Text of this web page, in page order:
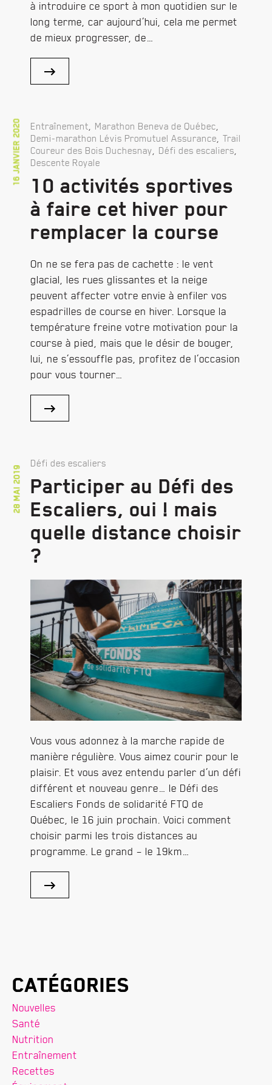
Catégories
Nouvelles
Santé
Nutrition
Entraînement
Recettes
à introduire ce sport à mon quotidien sur le
long terme, car aujourd’hui, cela me permet
de mieux progresser, de…
16 janvier 2020 Entraînement Marathon Beneva de Québec
Demi-marathon Lévis Promutuel Assurance
Trail
Coureur des Bois Duchesnay
Défi des escaliers
Descente Royale
10 activités sportives
à faire cet hiver pour
remplacer la course
On ne se fera pas de cachette : le vent
glacial, les rues glissantes et la neige
peuvent affecter votre envie à enfiler vos
espadrilles de course en hiver. Lorsque la
température freine votre motivation pour la
course à pied, mais que le désir de bouger,
lui, ne s’essouffle pas, profitez de l’occasion
pour vous tourner…
28 mai 2019
Défi des escaliers
Participer au Défi des
Escaliers, oui ! mais
quelle distance choisir
?
Vous vous adonnez à la marche rapide de
manière régulière. Vous aimez courir pour le
plaisir. Et vous avez entendu parler d’un défi
différent et nouveau genre… le Défi des
Escaliers Fonds de solidarité FTQ de
Québec, le 16 juin prochain. Voici comment
choisir parmi les trois distances au
programme. Le grand – le 19km…